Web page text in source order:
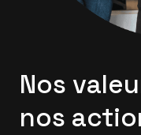
Nos
nos